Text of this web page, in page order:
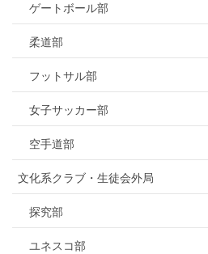
ゲートボール部
柔道部
フットサル部
女子サッカー部
空手道部
文化系クラブ・生徒会外局
探究部
ユネスコ部